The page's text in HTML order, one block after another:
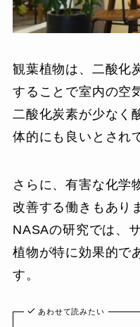
観葉植物は、二酸化
することで室内の空
二酸化炭素が少なく
体的にも良いとされ
さらに、有害な化学
改善する働きもあり
NASAの研究では、
植物が特に効果的で
す。
あわせて読みたい